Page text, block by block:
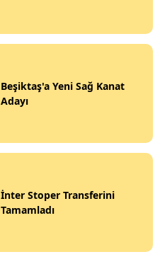
Beşiktaş'a Yeni Sağ Kanat
Adayı
İnter Stoper Transferini
Tamamladı